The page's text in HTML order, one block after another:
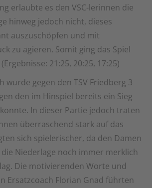
erlaubte es den VSC-lerinnen die
hinweg jedoch nicht, dieses
auszuschöpfen und mit
zu agieren. Somit ging das Spiel
21:25, 20:25, 17:25)
wurde gegen den TSV Friedberg 3
den im Hinspiel bereits ein Sieg
In dieser Partie jedoch traten
überraschend stark auf das
sich spielerischer, da den Damen
Niederlage noch immer merklich
Die motivierenden Worte und
Ersatzcoach Florian Gnad führten